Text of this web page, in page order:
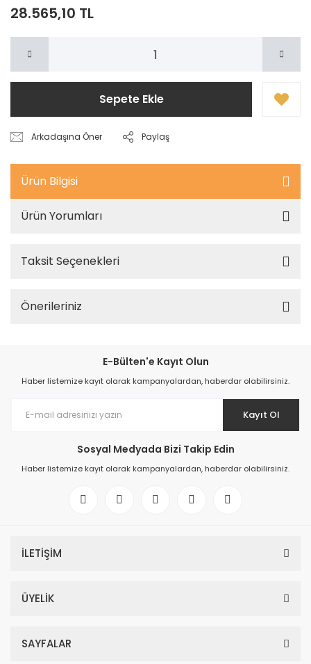
28.565,10 TL
Sepete Ekle
Arkadaşına Öner Paylaş
Ürün Bilgisi
Ürün Yorumları
Taksit Seçenekleri
Önerileriniz
E-Bülten'e Kayıt Olun
Haber listemize kayıt olarak kampanyalardan, haberdar olabilirsiniz.
Kayıt Ol
Sosyal Medyada Bizi Takip Edin
Haber listemize kayıt olarak kampanyalardan, haberdar olabilirsiniz.
İLETİŞİM
ÜYELİK
SAYFALAR